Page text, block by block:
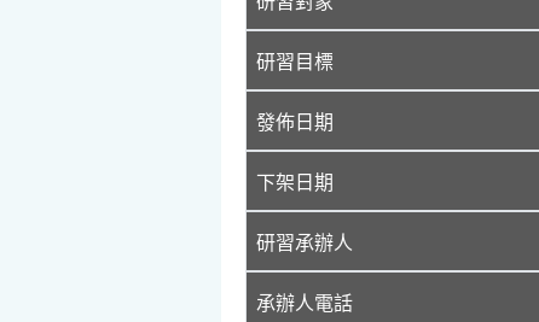
研習目標
發佈日期
下架日期
研習承辦人
承辦人電話